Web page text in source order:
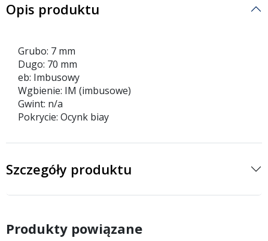
Opis produktu
Grubo: 7 mm
Dugo: 70 mm
eb: Imbusowy
Wgbienie: IM (imbusowe)
Gwint: n/a
Pokrycie: Ocynk biay
Szczegóły produktu
Produkty powiązane